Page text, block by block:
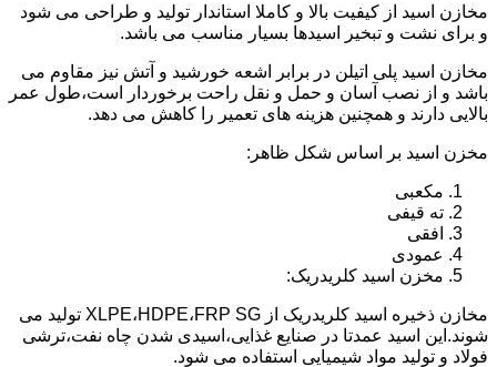
مخازن اسید از کیفیت بالا و کاملا استاندار تولید و طراحی می شود
و برای نشت و تبخیر اسیدها بسیار مناسب می باشد.
مخازن اسید پلی اتیلن در برابر اشعه خورشید و آتش نیز مقاوم می
باشد و از نصب آسان و حمل و نقل راحت برخوردار است،طول عمر
بالایی دارند و همچنین هزینه های تعمیر را کاهش می دهد.
مخزن اسید بر اساس شکل ظاهر:
مکعبی
ته قیفی
افقی
عمودی
مخزن اسید کلریدریک:
مخازن ذخیره اسید کلریدریک از XLPE،HDPE،FRP SG تولید می
شوند.این اسید عمدتا در صنایع غذایی،اسیدی شدن چاه نفت،ترشی
فولاد و تولید مواد شیمیایی استفاده می شود.